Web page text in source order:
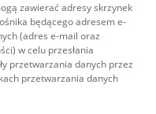
zawierać adresy skrzynek
będącego adresem e-
(adres e-mail oraz
w celu przesłania
przetwarzania danych przez
przetwarzania danych